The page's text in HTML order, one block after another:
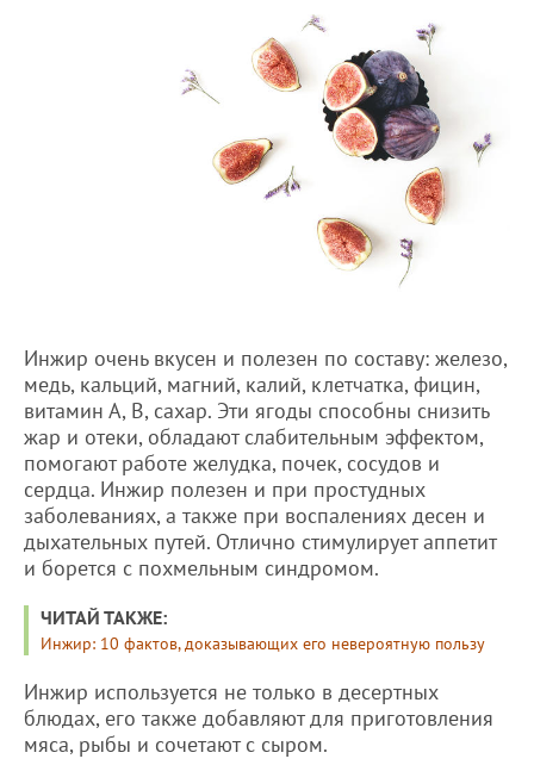
Инжир очень вкусен и полезен по составу: железо,
медь, кальций, магний, калий, клетчатка, фицин,
витамин А, В, сахар. Эти ягоды способны снизить
жар и отеки, обладают слабительным эффектом,
помогают работе желудка, почек, сосудов и
сердца. Инжир полезен и при простудных
заболеваниях, а также при воспалениях десен и
дыхательных путей. Отлично стимулирует аппетит
и борется с похмельным синдромом.
ЧИТАЙ ТАКЖЕ:
Инжир: 10 фактов, доказывающих его невероятную пользу
Инжир используется не только в десертных
блюдах, его также добавляют для приготовления
мяса, рыбы и сочетают с сыром.